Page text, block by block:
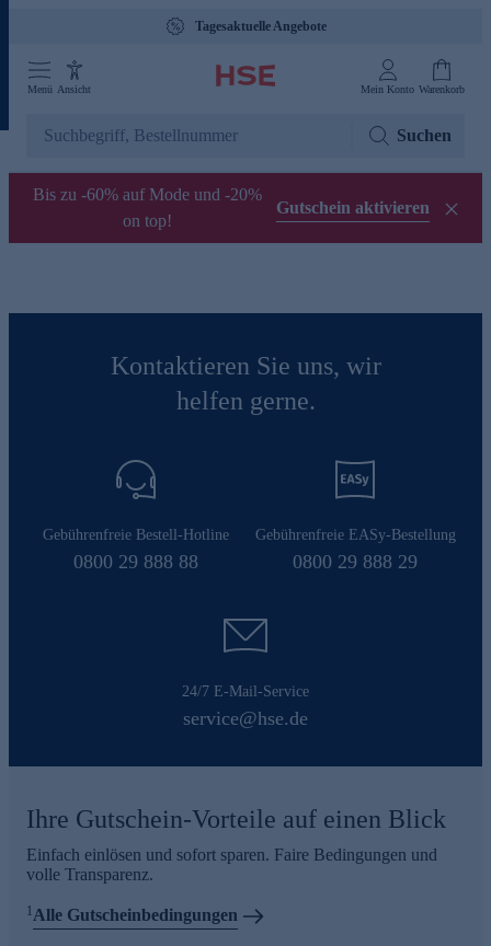
Tagesaktuelle Angebote
Menü Ansicht Mein Konto Warenkorb
Suchen
Bis zu -60% auf Mode und -20%
on top!
Gutschein aktivieren
Kontaktieren Sie uns, wir
helfen gerne.
Gebührenfreie Bestell-Hotline
0800 29 888 88
Gebührenfreie EASy-Bestellung
0800 29 888 29
24/7 E-Mail-Service
service@hse.de
Ihre Gutschein-Vorteile auf einen Blick
Einfach einlösen und sofort sparen. Faire Bedingungen und
volle Transparenz.
1Alle Gutscheinbedingungen